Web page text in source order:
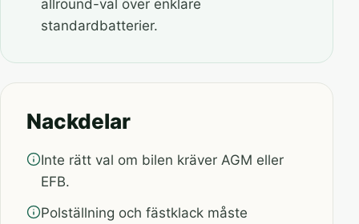
allround-val över enklare
standardbatterier.
Nackdelar
Inte rätt val om bilen kräver AGM eller
EFB.
Polställning och fästklack måste